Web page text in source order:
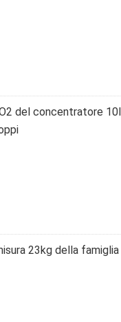
del concentratore
23kg della